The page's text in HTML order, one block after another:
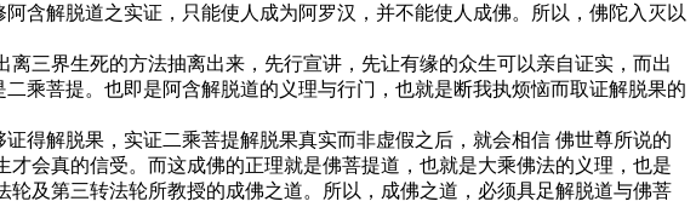
含解脱道之实证，只能使人成为阿罗汉，并不能使人成佛。所以，佛陀入灭以
三界生死的方法抽离出来，先行宣讲，先让有缘的众生可以亲自证实，而出
乘菩提。也即是阿含解脱道的义理与行门，也就是断我执烦恼而取证解脱果的
得解脱果，实证二乘菩提解脱果真实而非虚假之后，就会相信 佛世尊所说的
会真的信受。而这成佛的正理就是佛菩提道，也就是大乘佛法的义理，也是
及第三转法轮所教授的成佛之道。所以，成佛之道，必须具足解脱道与佛菩